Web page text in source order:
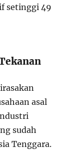
setinggi 49
asal
sudah
Tenggara.